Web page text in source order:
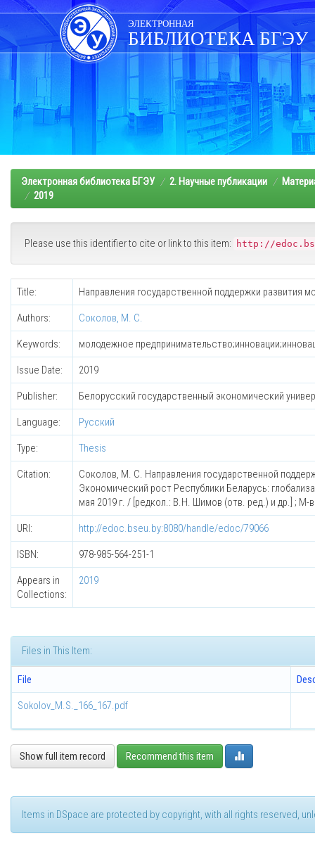
Skip
navigation
ЭЛЕКТРОННАЯ
БИБЛИОТЕКА БГЭУ
Электронная библиотека БГЭУ 2. Научные публикации
2019
Please use this identifier to cite or link to this item: http://
Title: Направления государственной поддержки развития
Authors: Соколов, М. С.
Keywords: молодежное
Issue Date: 2019
Publisher: Белорусский государственный экономический
Language: Русский
Type: Thesis
Citation:
Соколов, М. С. Направления государственной
Экономический рост Республики Беларусь:
мая 2019 г. / [редкол.: В.Н. Шимов (отв. ред.) и др.] ;
URI: http://edoc.bseu.by:8080/handle/edoc/79066
ISBN: 978-985-564-251-1
Appears in
Collections:
2019
Files in This Item:
File
Sokolov_M.S._166_167.pdf
Show full item record Recommend this item
Items in DSpace are protected by copyright, with all rights reserved,